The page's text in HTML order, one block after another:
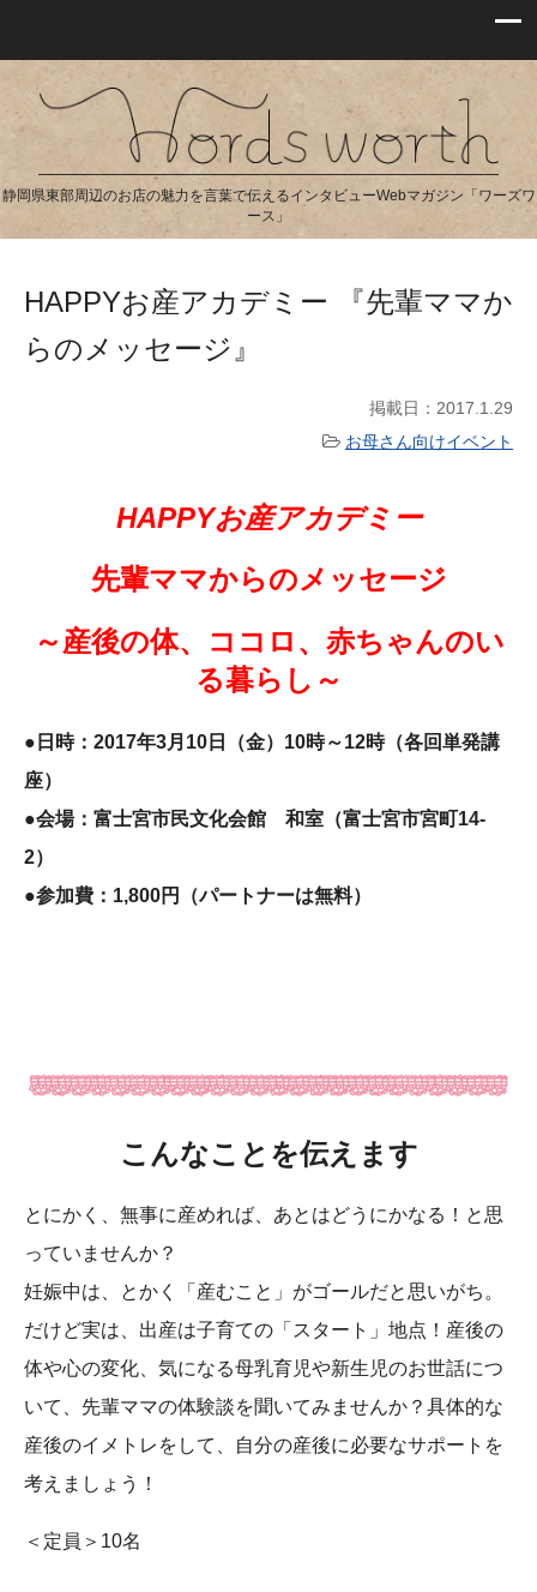
静岡県東部周辺のお店の魅力を言葉で伝えるインタビューWebマガジン「ワーズワ
ース」
HAPPYお産アカデミー 『先輩ママか
らのメッセージ』
掲載日：2017.1.29
お母さん向けイベント
HAPPYお産アカデミー
先輩ママからのメッセージ
～産後の体、ココロ、赤ちゃんのい
る暮らし～
●日時：2017年3月10日（金） 10時～12時（各回単発講
座）
●会場：富士宮市民文化会館 和室（富士宮市宮町14-
2）
●参加費：1,800円（パートナーは無料）
こんなことを伝えます
とにかく、無事に産めれば、あとはどうにかなる！と思
っていませんか？
妊娠中は、とかく「産むこと」がゴールだと思いがち。
だけど実は、出産は子育ての「スタート」地点！産後の
体や心の変化、気になる母乳育児や新生児のお世話につ
いて、先輩ママの体験談を聞いてみませんか？具体的な
産後のイメトレをして、自分の産後に必要なサポートを
考えましょう！
＜定員＞10名